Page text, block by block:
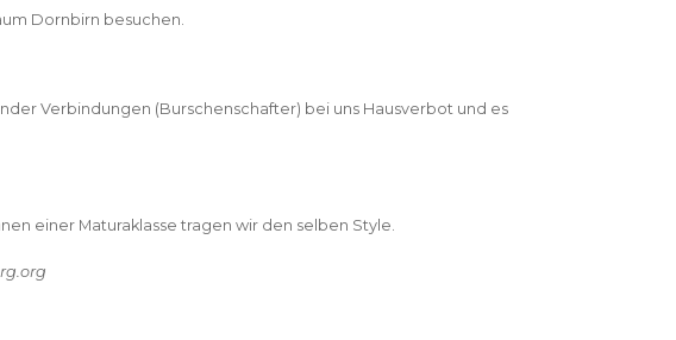
Dornbirn besuchen.
Verbindungen (Burschenschafter) bei uns Hausverbot und es
einer Maturaklasse tragen wir den selben Style.